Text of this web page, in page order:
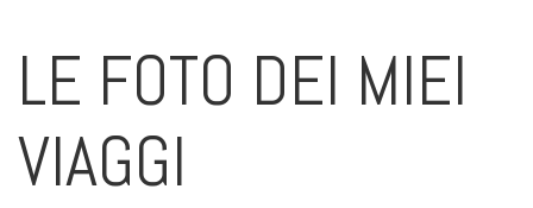
LE FOTO DEI MIEI
VIAGGI